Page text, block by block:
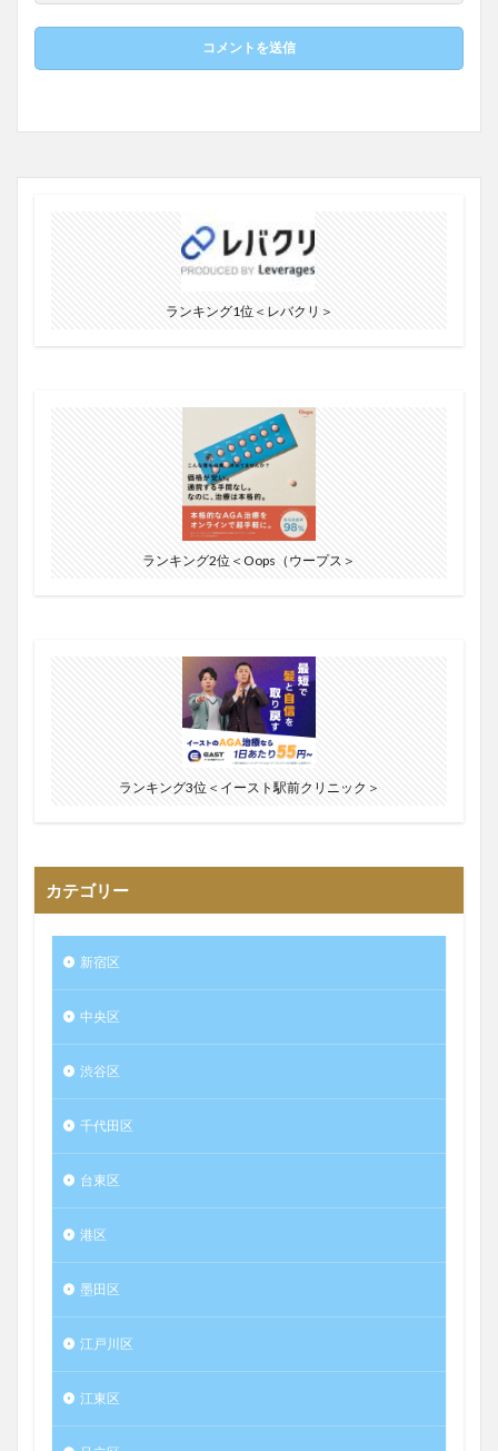
ランキング1位＜レバクリ＞
ランキング2位＜Oops（ウープス＞
ランキング3位＜イースト駅前クリニック＞
カテゴリー
新宿区
中央区
渋谷区
千代田区
台東区
港区
墨田区
江戸川区
江東区